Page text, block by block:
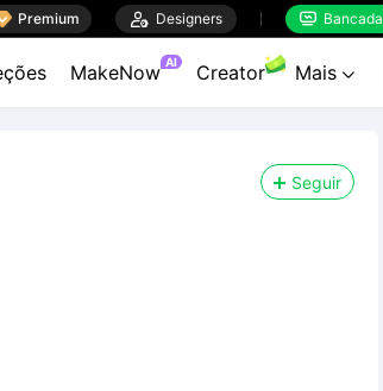
Premium  Designers  Bancada
MakeNow AI Creator Mais 
Seguir